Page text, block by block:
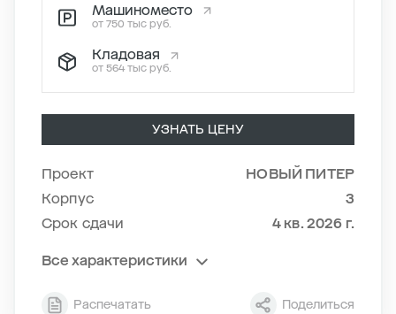
Машиноместо
от 750 тыс руб.
Кладовая
от 564 тыс руб.
УЗНАТЬ ЦЕНУ
Проект
НОВЫЙ ПИТЕР
Корпус
3
Срок сдачи
4 кв. 2026 г.
Все характеристики
Секция
1
Распечатать Поделиться